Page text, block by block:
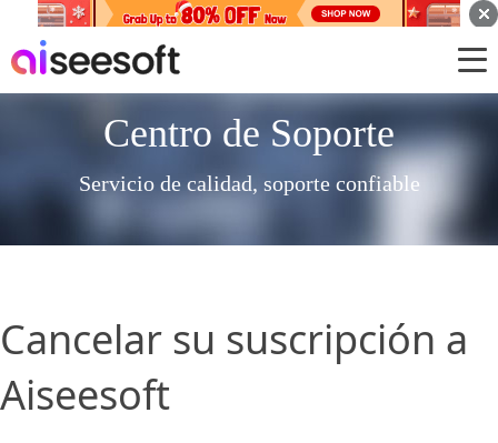
Centro de Soporte
Servicio de calidad, soporte confiable
Cancelar su suscripción a
Aiseesoft